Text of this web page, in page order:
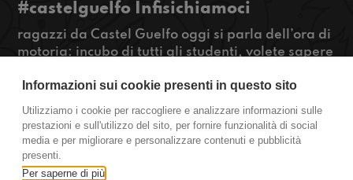
#castelguelfo Infisichiamoci
ragazzi da Castel Guelfo oggi si parla dell’ora di
motoria: incubo di tutti gli studenti, volete sapere
odiate l’ora di educazione fisica?
#OkkinSu www.radioimmaginaria.it
Castel Guelfo
Informazioni sui cookie presenti in questo sito
Utilizziamo i cookie per raccogliere e analizzare informazioni sulle
prestazioni e sull'utilizzo del sito, per fornire funzionalità di social
media e per migliorare e personalizzare contenuti e pubblicità
presenti.
Per saperne di più